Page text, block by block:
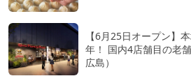
【6月25日オープン】
年！ 国内4店舗目の老
広島）